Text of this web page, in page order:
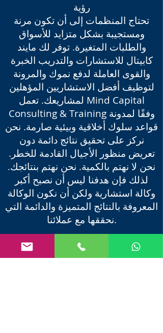
رؤية
تحتاج المنظمات إلى أن تكون مرنة
ومستجيبة بشكل متزايد للأسواق
والطلبات المتغيرة. توفر لك مايند
كابيتال للاستشارات والتدريب الخبرة
والقوى العاملة لدفع نموك والمرونة
لتوظيف أفضل الاستشاريين المؤهلين
لمشاريعك. تعمل Mind Capital
Consulting & Training وفقًا لمدونة
قواعد سلوك أخلاقية وبيئية صارمة. نحن
نركز على تحقيق نتائج دائمة دون
تعريض منظور الأجيال القادمة للخطر.
نحن لا نهتم بالكمية. نحن نهتم بنتائجك.
لذلك فإن هدفنا ليس أن نصبح أكبر
وكالة استشارية ولكن أن نكون الوكالة
المعروفة بالنتائج المتميزة والدائمة التي
نحققها مع عملائنا.
ملكنارؤية